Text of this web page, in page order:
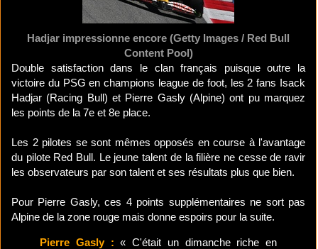
Hadjar impressionne encore (Getty Images / Red Bull
Content Pool)
Double satisfaction dans le clan français puisque outre la
victoire du PSG en champions league de foot, les 2 fans Isack
Hadjar (Racing Bull) et Pierre Gasly (Alpine) ont pu marquez
les points de la 7e et 8e place.
Les 2 pilotes se sont mêmes opposés en course à l'avantage
du pilote Red Bull. Le jeune talent de la filière ne cesse de ravir
les observateurs par son talent et ses résultats plus que bien.
Pour Pierre Gasly, ces 4 points supplémentaires ne sort pas
Alpine de la zone rouge mais donne espoirs pour la suite.
Pierre Gasly : « C'était un dimanche riche en